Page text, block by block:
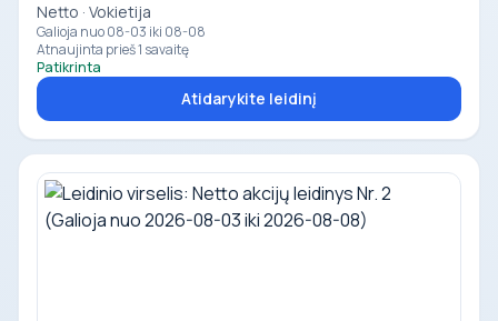
Netto · Vokietija
Galioja nuo 08-03 iki 08-08
Atnaujinta prieš 1 savaitę
Patikrinta
Atidarykite leidinį